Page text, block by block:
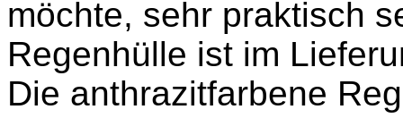
möchte, sehr praktisch
Regenhülle ist im
Die anthrazitfarbene